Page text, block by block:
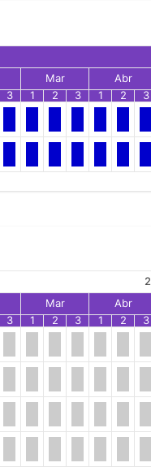
Mar Abr
3 1 2 3 1 2 3
Mar Abr
3 1 2 3 1 2 3